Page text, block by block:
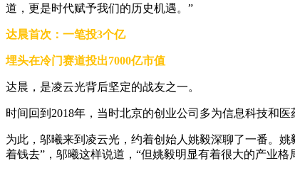
道，更是时代赋予我们的历史机遇。”
达晨首次：一笔投3个亿
埋头在冷门赛道投出7000亿市值
达晨，是凌云光背后坚定的战友之一。
时间回到2018年，当时北京的创业公司多为信息科技和
为此，邬曦来到凌云光，约着创始人姚毅深聊了一番。
着钱去”，邬曦这样说道，“但姚毅明显有着很大的产业